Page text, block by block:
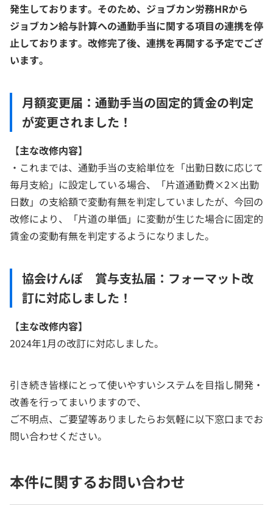
発生しております。そのため、ジョブカン労務HRから
ジョブカン給与計算への通勤手当に関する項目の連携を停
止しております。改修完了後、連携を再開する予定でござ
います。
月額変更届：通勤手当の固定的賃金の判定
が変更されました！
【主な改修内容】
・これまでは、通勤手当の支給単位を「出勤日数に応じて
毎月支給」に設定している場合、「片道通勤費×2×出勤
日数」の支給額で変動有無を判定していましたが、今回の
改修により、「片道の単価」に変動が生じた場合に固定的
賃金の変動有無を判定するようになりました。
協会けんぽ 賞与支払届：フォーマット改
訂に対応しました！
【主な改修内容】
2024年1月の改訂に対応しました。
引き続き皆様にとって使いやすいシステムを目指し開発・
改善を行ってまいりますので、
ご不明点、ご要望等ありましたらお気軽に以下窓口までお
問い合わせください。
本件に関するお問い合わせ